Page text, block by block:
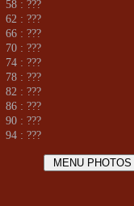
58 : ???
62 : ???
66 : ???
70 : ???
74 : ???
78 : ???
82 : ???
86 : ???
90 : ???
94 : ???